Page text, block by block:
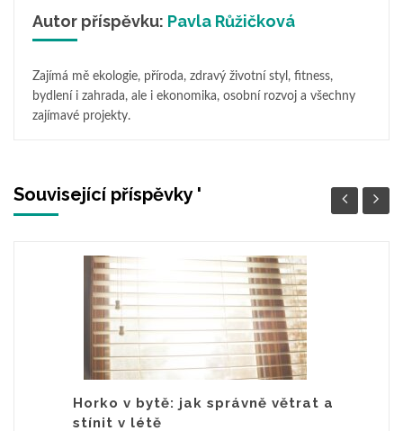
Autor příspěvku: Pavla Růžičková
Zajímá mě ekologie, příroda, zdravý životní styl, fitness,
bydlení i zahrada, ale i ekonomika, osobní rozvoj a všechny
zajímavé projekty.
Související příspěvky '
Horko v bytě: jak správně větrat a
stínit v létě